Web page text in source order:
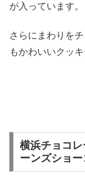
が入っています。
さらにまわりを
もかわいいクッキ
横浜チョコ
ーンズショー